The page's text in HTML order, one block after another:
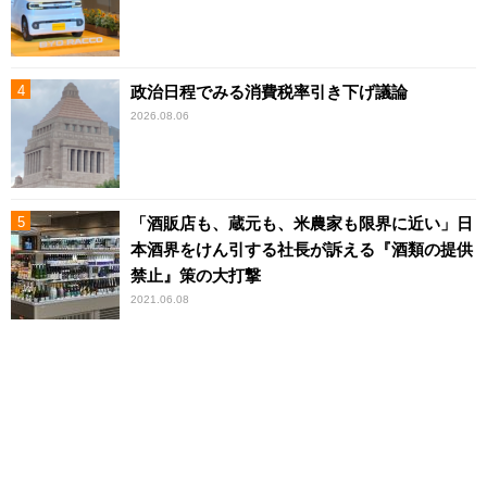
政治日程でみる消費税率引き下げ議論
2026.08.06
「酒販店も、蔵元も、米農家も限界に近い」日
本酒界をけん引する社長が訴える『酒類の提供
禁止』策の大打撃
2021.06.08